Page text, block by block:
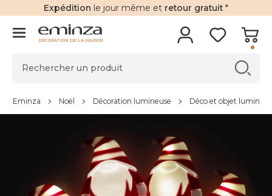
Expédition le jour même et retour gratuit *
DÉCORATION DE LA MAISON
Eminza Noël Décoration lumineuse Déco et objet lumineux